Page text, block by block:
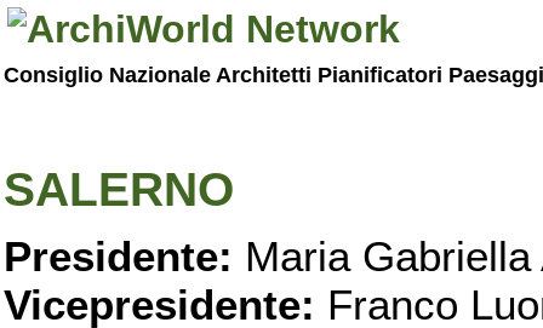
Consiglio Nazionale Architetti Pianificatori
SALERNO
Presidente: Maria Gabriella
Vicepresidente: Franco